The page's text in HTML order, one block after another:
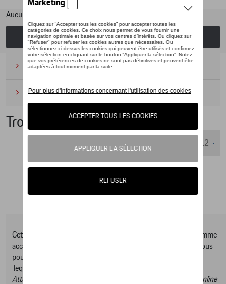
Aucun modèle sélectionné (Tout afficher)
Choisissez un modèle
Camping(2)
Produits d'entretien(1)
Trotteurs et voitures à pédales
Nombre d'éléments affichés :
Cet online shop vous présente une sélection d’articles de la gamme
accessoires Tequipment, pour découvrir la gamme complète vous
pouvez consulter notre Moteur de recherche d’accessoires
Tequipment.
Attention, en cliquant sur le lien du catalogue vous sortez du online